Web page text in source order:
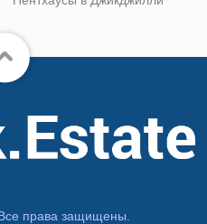
права защищены.